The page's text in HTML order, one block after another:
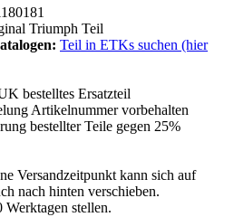
Triumph Teil
Teil in ETKs suchen (hier
bestelltes Ersatzteil
Artikelnummer vorbehalten
bestellter Teile gegen 25%
Versandzeitpunkt kann sich auf
nach hinten verschieben.
Werktagen stellen.